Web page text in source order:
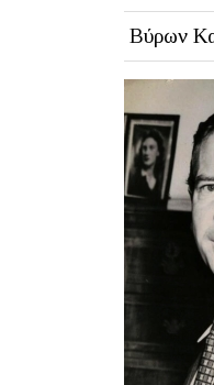
Βύρων